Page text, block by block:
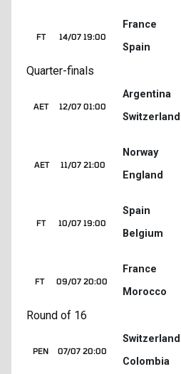
14/07 19:00
FT
France
Spain
Quarter-finals
12/07 01:00
AET
Argentina
Switzerland
11/07 21:00
AET
Norway
England
10/07 19:00
FT
Spain
Belgium
09/07 20:00
FT
France
Morocco
Round of 16
07/07 20:00
PEN
Switzerland
Colombia